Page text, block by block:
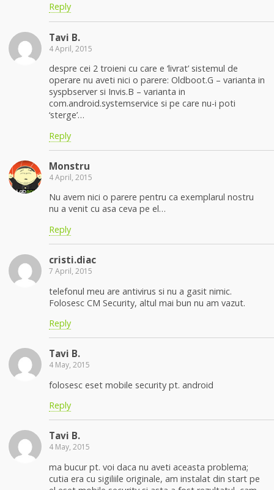
Reply
Tavi B.
4 April, 2015
despre cei 2 troieni cu care e ‘livrat’ sistemul de
operare nu aveti nici o parere: Oldboot.G – varianta in
syspbserver si Invis.B – varianta in
com.android.systemservice si pe care nu-i poti
‘sterge’…
Reply
Monstru
4 April, 2015
Nu avem nici o parere pentru ca exemplarul nostru
nu a venit cu asa ceva pe el…
Reply
cristi.diac
7 April, 2015
telefonul meu are antivirus si nu a gasit nimic.
Folosesc CM Security, altul mai bun nu am vazut.
Reply
Tavi B.
4 May, 2015
folosesc eset mobile security pt. android
Reply
Tavi B.
4 May, 2015
ma bucur pt. voi daca nu aveti aceasta problema;
cutia era cu sigiliile originale, am instalat din start pe